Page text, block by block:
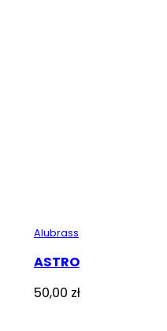
Alubrass
ASTRO
50,00 zł